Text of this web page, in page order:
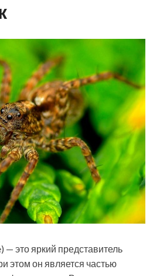
— это яркий представитель
этом он является частью